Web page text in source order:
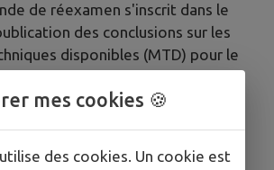
de réexamen s'inscrit dans le
des conclusions sur les
disponibles (MTD) pour le
compris pour la préservation du
mes cookies 🍪
des cookies. Un cookie est